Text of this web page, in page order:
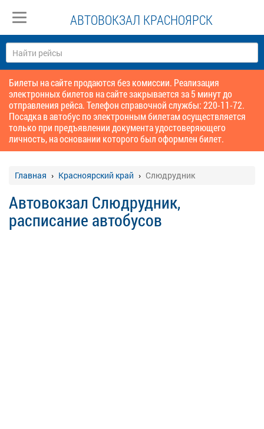
АВТОВОКЗАЛ КРАСНОЯРСК
Билеты на сайте продаются без комиссии. Реализация
электронных билетов на сайте закрывается за 5 минут до
отправления рейса. Телефон справочной службы: 220-11-72.
Посадка в автобус по электронным билетам осуществляется
только при предъявлении документа удостоверяющего
личность, на основании которого был оформлен билет.
Главная Красноярский край Слюдрудник
Автовокзал Слюдрудник,
расписание автобусов